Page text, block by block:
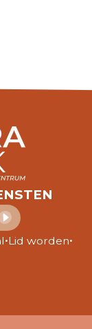
•Lid worden•